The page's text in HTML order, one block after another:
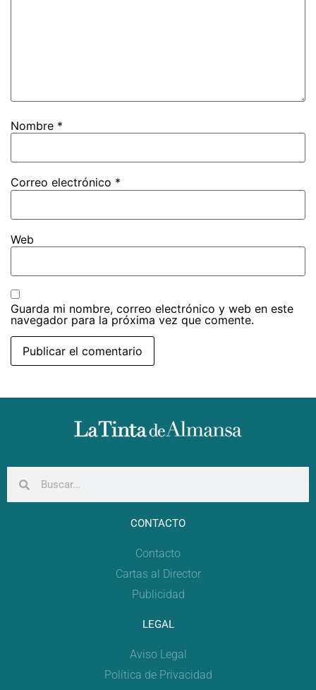
Nombre *
Correo electrónico *
Web
Guarda mi nombre, correo electrónico y web en este
navegador para la próxima vez que comente.
CONTACTO
Contacto
Cartas al Director
Publicidad
LEGAL
Aviso Legal
Política de Privacidad